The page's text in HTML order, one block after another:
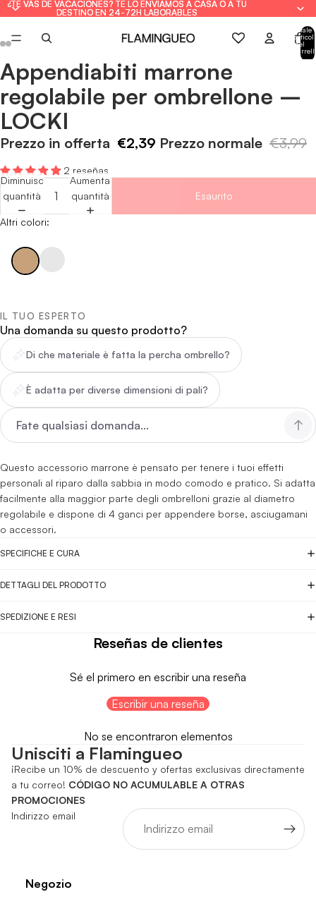
¿TE VAS DE VACACIONES? TE LO ENVIAMOS A CASA O A TU
DESTINO EN 24-72H LABORABLES
¿TE VAS DE VACACIONES? TE LO ENVIAMOS A CASA O A TU
DESTINO EN 24-72H LABORABLES
Totale
articoli
nel
Apri
immagine
a
schermo
intero
Apri
immagine
a
schermo
intero
Apri
immagine
a
schermo
intero
Apri
immagine
a
schermo
intero
Apri
immagine
a
schermo
intero
Apri
immagine
a
schermo
intero
Appendiabiti marrone
regolabile per ombrellone –
LOCKI
Prezzo in offerta €2,39 Prezzo normale €3,99
2 reseñas
Diminuisci
quantità
Aumenta
quantità
Esaurito
Altri colori:
IL TUO ESPERTO
Una domanda su questo prodotto?
Di che materiale è fatta la percha ombrello?
È adatta per diverse dimensioni di pali?
Questo accessorio marrone è pensato per tenere i tuoi effetti
personali al riparo dalla sabbia in modo comodo e pratico. Si adatta
facilmente alla maggior parte degli ombrelloni grazie al diametro
regolabile e dispone di 4 ganci per appendere borse, asciugamani
o accessori.
SPECIFICHE E CURA
DETTAGLI DEL PRODOTTO
SPEDIZIONE E RESI
Reseñas de clientes
Sé el primero en escribir una reseña
Escribir una reseña
No se encontraron elementos
Unisciti a Flamingueo
¡Recibe un 10% de descuento y ofertas exclusivas directamente
a tu correo! CÓDIGO NO ACUMULABLE A OTRAS
PROMOCIONES
Indirizzo email
Negozio